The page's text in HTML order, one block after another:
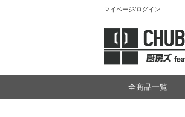
マイページ/ログイン
全商品一覧